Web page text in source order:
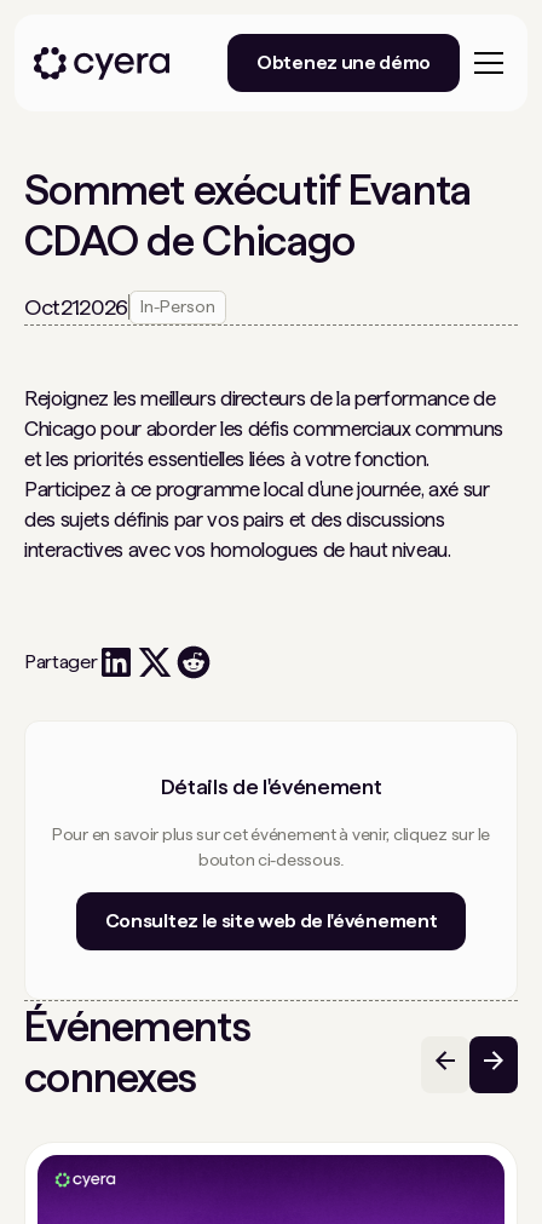
Obtenez une démo
Sommet exécutif Evanta
CDAO de Chicago
Oct212026 In-Person
Rejoignez les meilleurs directeurs de la performance de
Chicago pour aborder les défis commerciaux communs
et les priorités essentielles liées à votre fonction.
Participez à ce programme local d'une journée, axé sur
des sujets définis par vos pairs et des discussions
interactives avec vos homologues de haut niveau.
Partager
Détails de l'événement
Pour en savoir plus sur cet événement à venir, cliquez sur le
bouton ci-dessous.
Consultez le site web de l'événement
Événements
connexes